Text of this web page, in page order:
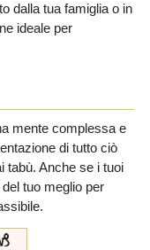
dalla tua famiglia o in
ideale per
mente complessa e
di tutto ciò
tabù. Anche se i tuoi
tuo meglio per